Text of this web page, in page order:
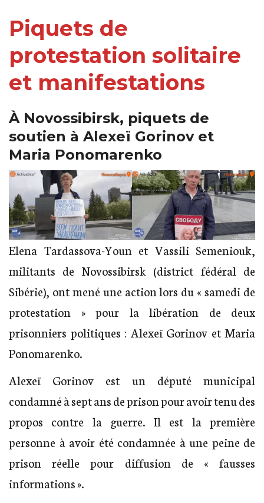
Piquets de
protestation solitaire
et manifestations
À Novossibirsk, piquets de
soutien à Alexeï Gorinov et
Maria Ponomarenko
Elena Tardassova-Youn et Vassili Semeniouk,
militants de Novossibirsk (district fédéral de
Sibérie), ont mené une action lors du « samedi de
protestation » pour la libération de deux
prisonniers politiques : Alexeï Gorinov et Maria
Ponomarenko.
Alexeï Gorinov est un député municipal
condamné à sept ans de prison pour avoir tenu des
propos contre la guerre. Il est la première
personne à avoir été condamnée à une peine de
prison réelle pour diffusion de « fausses
informations ».